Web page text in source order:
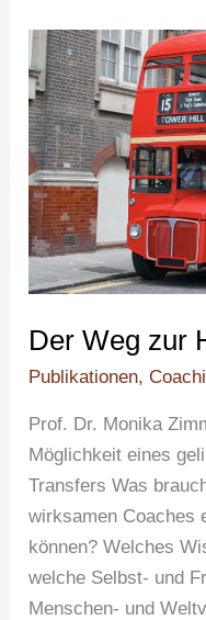
Der Weg zur
Publikationen,
Prof. Dr. Monika
Möglichkeit eines
Transfers Was
wirksamen Coaches
können? Welches
welche Selbst- und
Menschen- und
Der
Weg
zur
Handlungsfähigkeit